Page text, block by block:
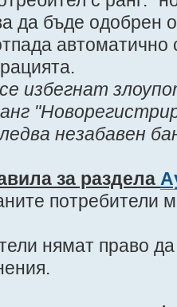
да бъде одобрен
избегнат
незабавен
за раздела
потребители
нямат право